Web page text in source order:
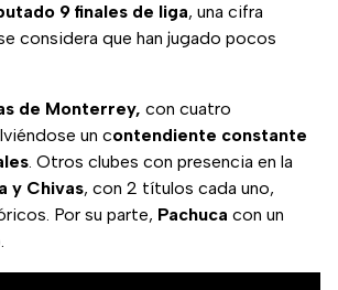
9 finales de liga, una cifra
considera que han jugado pocos
de Monterrey, con cuatro
un contendiente constante
. Otros clubes con presencia en la
y Chivas, con 2 títulos cada uno,
Por su parte, Pachuca con un